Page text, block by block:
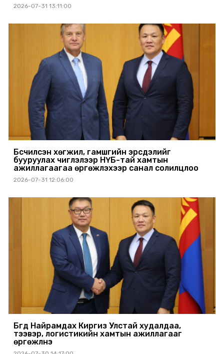
2026-07-31 13:11:00
Бүсчилсэн хөгжил, гамшгийн эрсдэлийг
бууруулах чиглэлээр НҮБ-тай хамтын
ажиллагаагаа өргөжүүлэхээр санал солилцлоо
2026-07-31 12:06:00
Бүгд Найрамдах Киргиз Улстай худалдаа,
тээвэр, логистикийн хамтын ажиллагааг
өргөжүүлнэ